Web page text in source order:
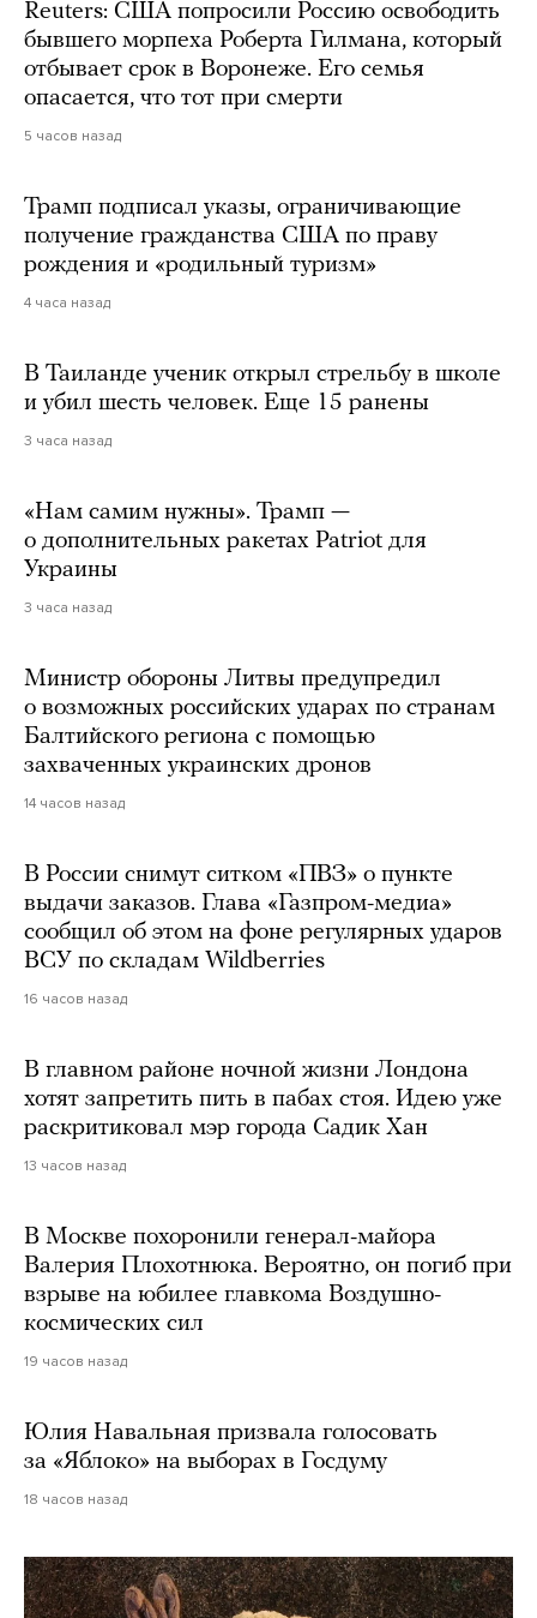
Reuters: США попросили Россию освободить
бывшего морпеха Роберта Гилмана, который
отбывает срок в Воронеже. Его семья
опасается, что тот при смерти
5 часов назад
Трамп подписал указы, ограничивающие
получение гражданства США по праву
рождения и «родильный туризм»
4 часа назад
В Таиланде ученик открыл стрельбу в школе
и убил шесть человек. Еще 15 ранены
3 часа назад
«Нам самим нужны». Трамп —
о дополнительных ракетах Patriot для
Украины
3 часа назад
Министр обороны Литвы предупредил
о возможных российских ударах по странам
Балтийского региона с помощью
захваченных украинских дронов
14 часов назад
В России снимут ситком «ПВЗ» о пункте
выдачи заказов. Глава «Газпром-медиа»
сообщил об этом на фоне регулярных ударов
ВСУ по складам Wildberries
16 часов назад
В главном районе ночной жизни Лондона
хотят запретить пить в пабах стоя. Идею уже
раскритиковал мэр города Садик Хан
13 часов назад
В Москве похоронили генерал-майора
Валерия Плохотнюка. Вероятно, он погиб при
взрыве на юбилее главкома Воздушно-
космических сил
19 часов назад
Юлия Навальная призвала голосовать
за «Яблоко» на выборах в Госдуму
18 часов назад